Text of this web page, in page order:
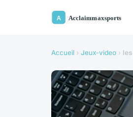
Accueil › Jeux-video ›